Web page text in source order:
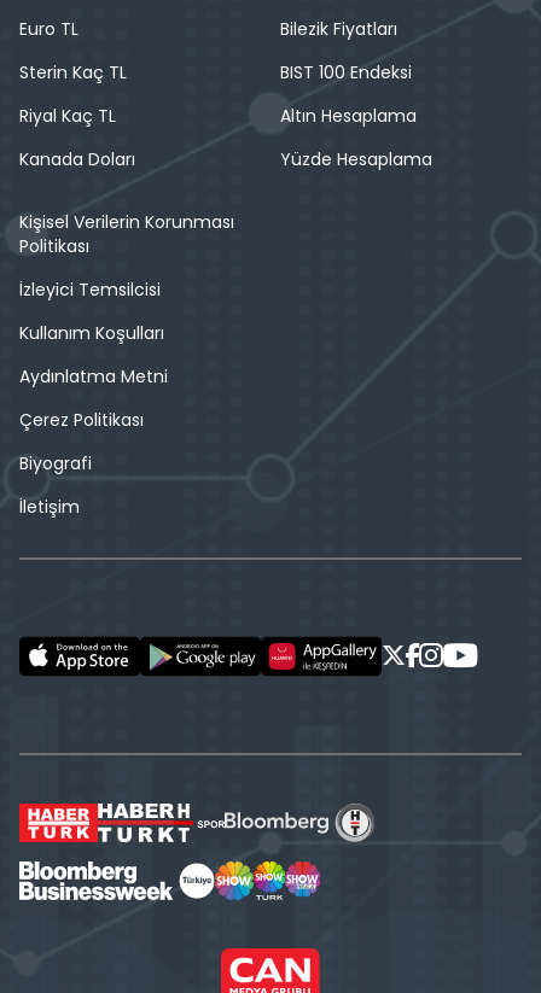
Euro TL
Sterin Kaç TL
Riyal Kaç TL
Kanada Doları
Bilezik Fiyatları
BIST 100 Endeksi
Altın Hesaplama
Yüzde Hesaplama
Kişisel Verilerin Korunması
Politikası
İzleyici Temsilcisi
Kullanım Koşulları
Aydınlatma Metni
Çerez Politikası
Biyografi
İletişim